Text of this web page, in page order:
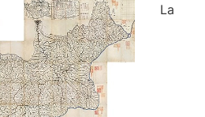
La